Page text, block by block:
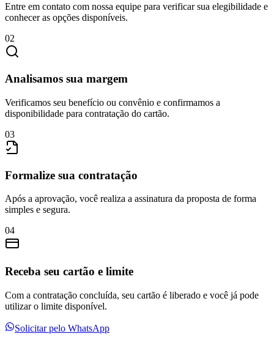
Entre em contato com nossa equipe para verificar sua elegibilidade e
conhecer as opções disponíveis.
02
Analisamos sua margem
Verificamos seu benefício ou convênio e confirmamos a
disponibilidade para contratação do cartão.
03
Formalize sua contratação
Após a aprovação, você realiza a assinatura da proposta de forma
simples e segura.
04
Receba seu cartão e limite
Com a contratação concluída, seu cartão é liberado e você já pode
utilizar o limite disponível.
Solicitar pelo WhatsApp